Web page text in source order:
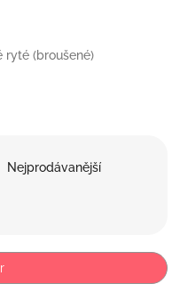
ryté (broušené)
Nejprodávanější